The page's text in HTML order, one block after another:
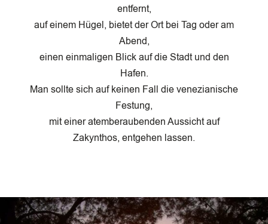
entfernt,
auf einem Hügel, bietet der Ort bei Tag oder am
Abend,
einen einmaligen Blick auf die Stadt und den
Hafen.
Man sollte sich auf keinen Fall die venezianische
Festung,
mit einer atemberaubenden Aussicht auf
Zakynthos, entgehen lassen.